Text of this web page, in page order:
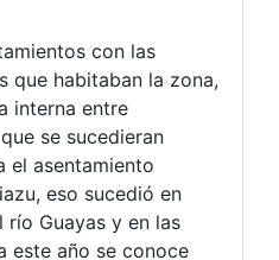
con las
que habitaban la zona,
interna entre
se sucedieran
el asentamiento
eso sucedió en
río Guayas y en las
este año se conoce